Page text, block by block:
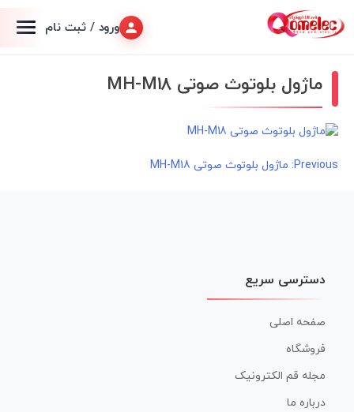
ورود / ثبت نام
ماژول بلوتوث صوتی MH-M18
راهبری
Previous: ماژول بلوتوث صوتی MH-M18
دسترسی سریع
صفحه اصلی
فروشگاه
مجله قم الکترونیک
درباره ما